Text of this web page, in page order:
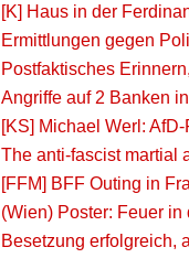
[K] Haus in der
Ermittlungen gegen
Postfaktisches
Angriffe auf 2 Banken
[KS] Michael Werl:
The anti-fascist martial
[FFM] BFF Outing in
(Wien) Poster: Feuer in
Besetzung erfolgreich,